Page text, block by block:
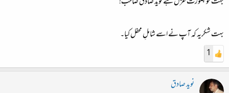
بہت شکریہ کہ آپ نے اسے شاملِ محفل کیا۔
1
نوید صادق